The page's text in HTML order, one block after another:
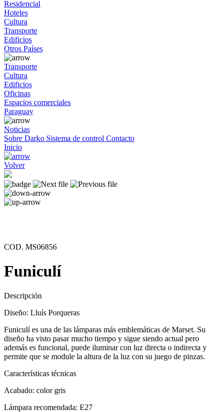
Residencial
Hoteles
Cultura
Transporte
Edificios
Otros Países
Transporte
Cultura
Edificios
Oficinas
Espacios comerciales
Paraguay
Noticias
Sobre Darko Sistema de control Contacto
Inicio
Volver
COD. MS06856
Funiculí
Descripción
Diseño: Lluís Porqueras
Funiculí es una de las lámparas más emblemáticas de Marset. Su
diseño ha visto pasar mucho tiempo y sigue siendo actual pero
además es funcional, puede iluminar con luz directa o indirecta y
permite que se module la altura de la luz con su juego de pinzas.
Características técnicas
Acabado: color gris
Lámpara recomendada: E27